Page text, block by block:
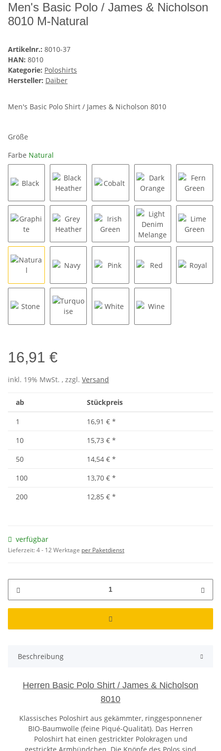
Men's Basic Polo / James & Nicholson
8010 M-Natural
Artikelnr.: 8010-37
HAN: 8010
Kategorie: Poloshirts
Hersteller: Daiber
Men's Basic Polo Shirt / James & Nicholson 8010
Größe
Farbe Natural
Black Black HeatherCobalt Dark OrangeFern
Graphite Grey HeatherIrish Green Light Denim Lime
Natural Navy Pink Red
16,91 €
inkl. 19% MwSt. , zzgl. Versand
ab Stückpreis
1 16,91 € *
10
15,73 € *
50
14,54 € *
100
13,70 € *
200
12,85 € *
verfügbar
Lieferzeit:4 - 12 Werktage per Paketdienst
Beschreibung
Herren Basic Polo Shirt / James & Nicholson
8010
Klassisches Poloshirt aus gekämmter, ringgesponnener
BIO-Baumwolle (feine Piqué-Qualität). Das Herren
Poloshirt hat einen gestrickter Polokragen und